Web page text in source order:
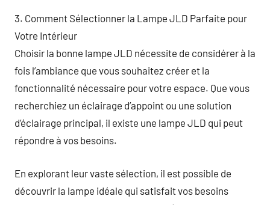
3. Comment Sélectionner la Lampe JLD Parfaite pour
Votre Intérieur
Choisir la bonne lampe JLD nécessite de considérer à la
fois l’ambiance que vous souhaitez créer et la
fonctionnalité nécessaire pour votre espace. Que vous
recherchiez un éclairage d’appoint ou une solution
d’éclairage principal, il existe une lampe JLD qui peut
répondre à vos besoins.
En explorant leur vaste sélection, il est possible de
découvrir la lampe idéale qui satisfait vos besoins